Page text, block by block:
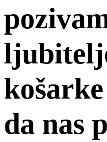
da nas